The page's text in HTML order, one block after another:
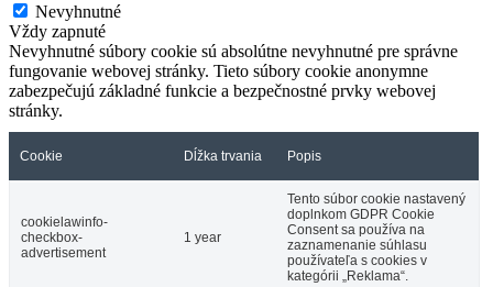
Nevyhnutné
Vždy zapnuté
Nevyhnutné súbory cookie sú absolútne nevyhnutné pre správne
fungovanie webovej stránky. Tieto súbory cookie anonymne
zabezpečujú základné funkcie a bezpečnostné prvky webovej
stránky.
Cookie Dĺžka trvania Popis
cookielawinfo-
checkbox-
advertisement
1 year
Tento súbor cookie nastavený
doplnkom GDPR Cookie
Consent sa používa na
zaznamenanie súhlasu
používateľa s cookies v
kategórii „Reklama“.